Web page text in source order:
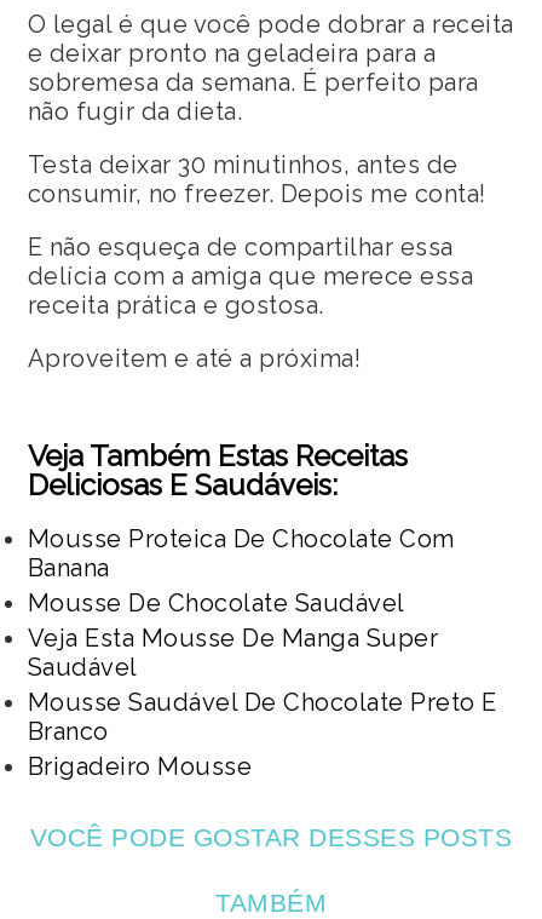
O legal é que você pode dobrar a receita
e deixar pronto na geladeira para a
sobremesa da semana. É perfeito para
não fugir da dieta.
Testa deixar 30 minutinhos, antes de
consumir, no freezer. Depois me conta!
E não esqueça de compartilhar essa
delícia com a amiga que merece essa
receita prática e gostosa.
Aproveitem e até a próxima!
Veja Também Estas Receitas
Deliciosas E Saudáveis:
Mousse Proteica De Chocolate Com
Banana
Mousse De Chocolate Saudável
Veja Esta Mousse De Manga Super
Saudável
Mousse Saudável De Chocolate Preto E
Branco
Brigadeiro Mousse
VOCÊ PODE GOSTAR DESSES POSTS
TAMBÉM